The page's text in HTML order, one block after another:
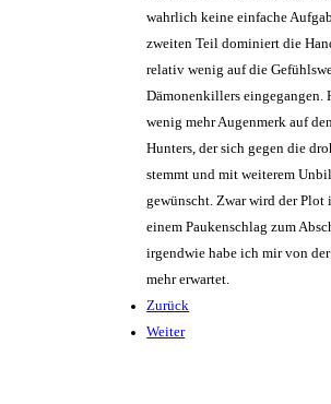
wahrlich keine einfache
zweiten Teil dominiert die
relativ wenig auf die
Dämonenkillers eingegangen.
wenig mehr Augenmerk auf
Hunters, der sich gegen die
stemmt und mit weiterem
gewünscht. Zwar wird der
einem Paukenschlag zum
irgendwie habe ich mir von
mehr erwartet.
Zurück
Weiter